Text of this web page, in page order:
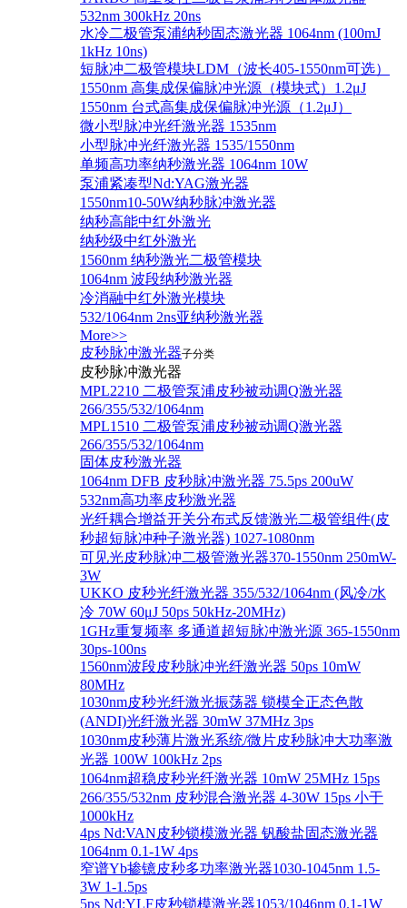
532nm 300kHz 20ns
水冷二极管泵浦纳秒固态激光器 1064nm (100mJ
1kHz 10ns)
短脉冲二极管模块LDM（波长405-1550nm可选）
1550nm 高集成保偏脉冲光源（模块式）1.2μJ
1550nm 台式高集成保偏脉冲光源（1.2μJ）
微小型脉冲光纤激光器 1535nm
小型脉冲光纤激光器 1535/1550nm
单频高功率纳秒激光器 1064nm 10W
泵浦紧凑型Nd:YAG激光器
1550nm10-50W纳秒脉冲激光器
纳秒高能中红外激光
纳秒级中红外激光
1560nm 纳秒激光二极管模块
1064nm 波段纳秒激光器
冷消融中红外激光模块
532/1064nm 2ns亚纳秒激光器
More>>
皮秒脉冲激光器子分类
皮秒脉冲激光器
​MPL2210 二极管泵浦皮秒被动调Q激光器
266/355/532/1064nm
MPL1510 二极管泵浦皮秒被动调Q激光器
266/355/532/1064nm
固体皮秒激光器
1064nm DFB 皮秒脉冲激光器 75.5ps 200uW
532nm高功率皮秒激光器
光纤耦合增益开关分布式反馈激光二极管组件(皮
秒超短脉冲种子激光器) 1027-1080nm
可见光皮秒脉冲二极管激光器370-1550nm 250mW-
3W
UKKO 皮秒光纤激光器 355/532/1064nm (风冷/水
冷 70W 60μJ 50ps 50kHz-20MHz)
1GHz重复频率 多通道超短脉冲激光源 365-1550nm
30ps-100ns
1560nm波段皮秒脉冲光纤激光器 50ps 10mW
80MHz
1030nm皮秒光纤激光振荡器 锁模全正态色散
(ANDI)光纤激光器 30mW 37MHz 3ps
1030nm皮秒薄片激光系统/微片皮秒脉冲大功率激
光器 100W 100kHz 2ps
1064nm超稳皮秒光纤激光器 10mW 25MHz 15ps
266/355/532nm 皮秒混合激光器 4-30W 15ps 小于
1000kHz
4ps Nd:VAN皮秒锁模激光器 钒酸盐固态激光器
1064nm 0.1-1W 4ps
窄谱Yb掺镱皮秒多功率激光器1030-1045nm 1.5-
3W 1-1.5ps
5ps Nd:YLF皮秒锁模激光器1053/1046nm 0.1-1W